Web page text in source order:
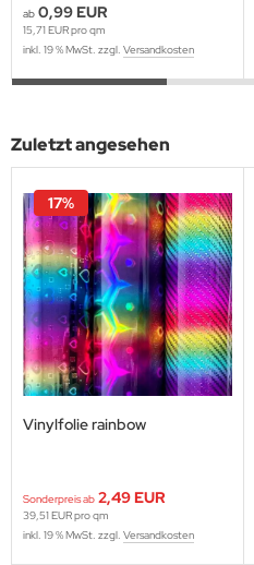
ab 0,99 EUR
15,71 EUR pro qm
inkl. 19 % MwSt. zzgl. Versandkosten
Zuletzt angesehen
Vinylfolie rainbow
Sonderpreis ab 2,49 EUR
17%
39,51 EUR pro qm
inkl. 19 % MwSt. zzgl. Versandkosten